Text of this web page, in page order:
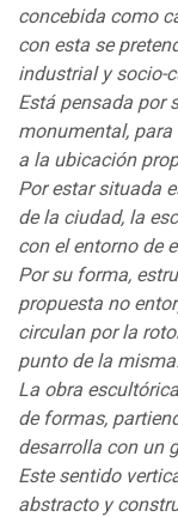
concebida como
con esta se
industrial y socio-
Está pensada por
monumental, para
a la ubicación
Por estar situada
de la ciudad, la
con el entorno de
Por su forma,
propuesta no
circulan por la
punto de la misma.
La obra
de formas,
desarrolla con un
Este sentido
abstracto y